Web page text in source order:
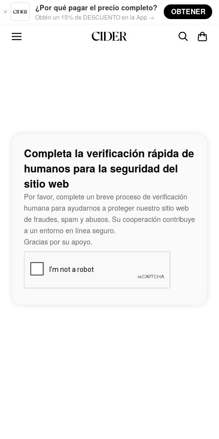
Skip to main content
¿Por qué pagar el precio completo?
Obtén un 15% de DESCUENTO en la App →
OBTENER
Completa la verificación rápida de
humanos para la seguridad del
sitio web
Por favor, complete un breve proceso de verificación
humana para ayudarnos a proteger nuestro sitio web
de fraudes, spam y abusos. Su cooperación contribuye
a un entorno en línea seguro.
Gracias por su apoyo.